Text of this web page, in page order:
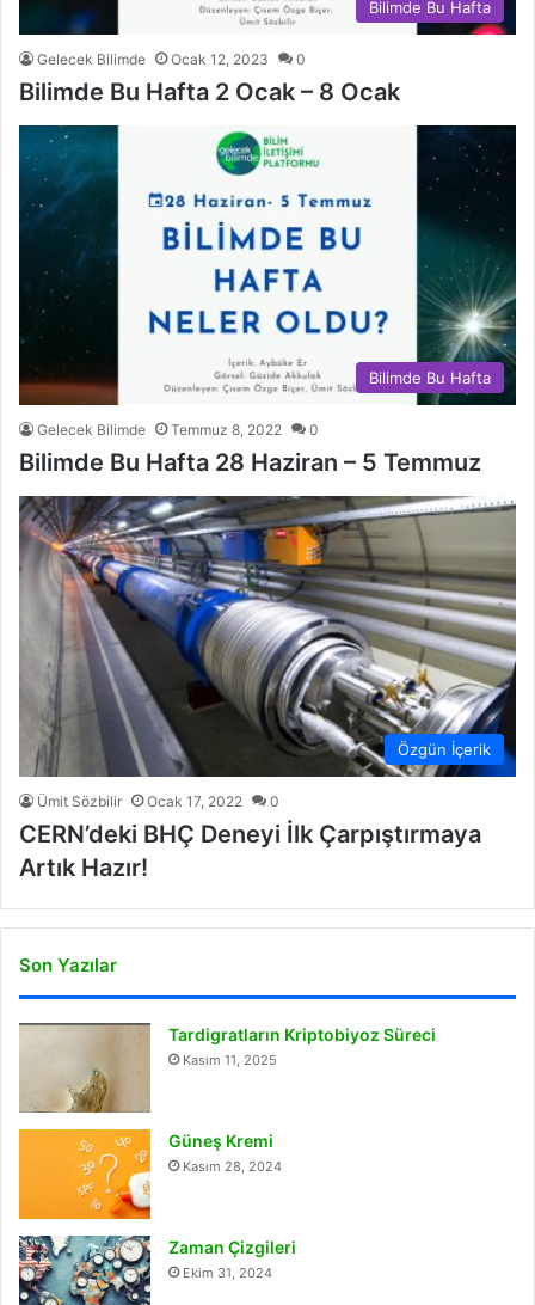
Bilimde Bu Hafta
Gelecek Bilimde Ocak 12, 2023 0
Bilimde Bu Hafta 2 Ocak – 8 Ocak
Bilimde Bu Hafta
Gelecek Bilimde Temmuz 8, 2022 0
Bilimde Bu Hafta 28 Haziran – 5 Temmuz
Özgün İçerik
Ümit Sözbilir Ocak 17, 2022 0
CERN’deki BHÇ Deneyi İlk Çarpıştırmaya
Artık Hazır!
Son Yazılar
Tardigratların Kriptobiyoz Süreci
Kasım 11, 2025
Güneş Kremi
Kasım 28, 2024
Zaman Çizgileri
Ekim 31, 2024